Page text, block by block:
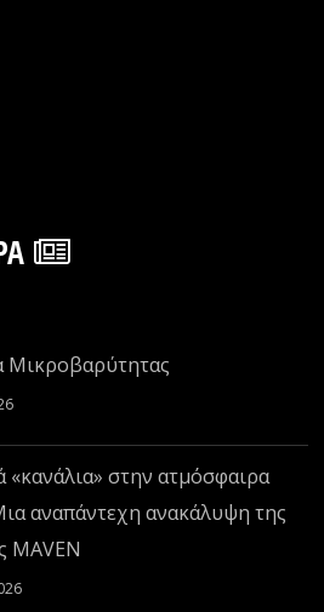
Μικροβαρύτητας
«κανάλια» στην ατμόσφαιρα
αναπάντεχη ανακάλυψη της
MAVEN